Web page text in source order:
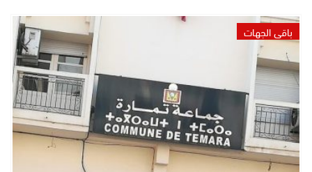
باقي الجهات